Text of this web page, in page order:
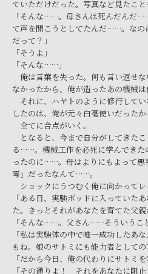
ていただけだった。写真など見たこ
「そんな……。母さんは死んだんだ
て声を聞こうとしてたんだ……。な
だって？」
「そうよ」
「そんな……」
俺は言葉を失った。何も言い返せ
なかったから、俺が造ったあの機械
それに、ハヤトのように修行して
したのは、俺が元々白毫使いだった
全てに合点がいく。
となると、今まで自分がしてきた
る……。機械工作を必死に学んできた
ったのに……。母はよりにもよって悪
零」だったなんて……。
ショックにうつむく俺に向かってレ
「ある日、実験ポッドに入っていた
た。きっとそれがあなたを育てた父親
「そんな……。父さん……そういうこ
「私は実験体の中で唯一成功したあ
もね。娘のサトミにも能力者として
「だから今日、俺の代わりにサトミ
「その通りよ！ それをあなたに阻